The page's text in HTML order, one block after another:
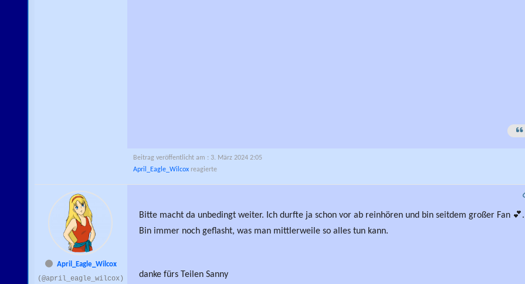
Beitrag veröffentlicht am : 3. März 2024 2:05
April_Eagle_Wilcox reagierte
April_Eagle_Wilcox
(@april_eagle_wilcox)
Bitte macht da unbedingt weiter. Ich durfte ja schon vor ab reinhören und bin seitdem großer Fan 💕.
Bin immer noch geflasht, was man mittlerweile so alles tun kann.
danke fürs Teilen Sanny